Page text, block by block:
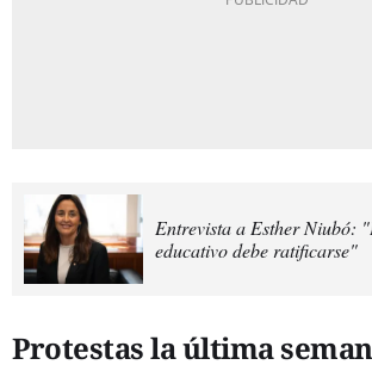
Entrevista a Esther Niubó:
educativo debe ratificarse"
Protestas la última